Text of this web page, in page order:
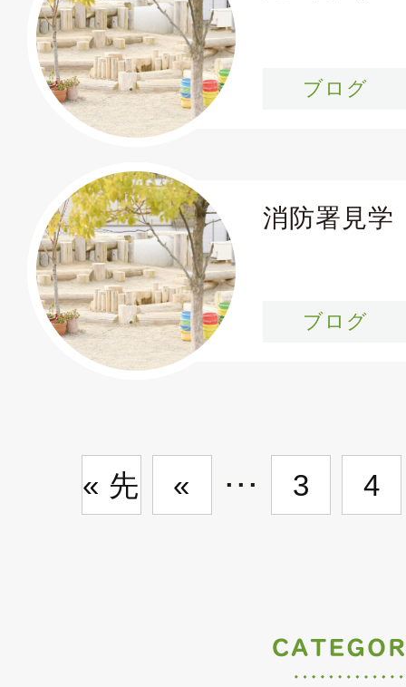
ブログ
消防署見学
ブログ
« 先
« ... 3 4